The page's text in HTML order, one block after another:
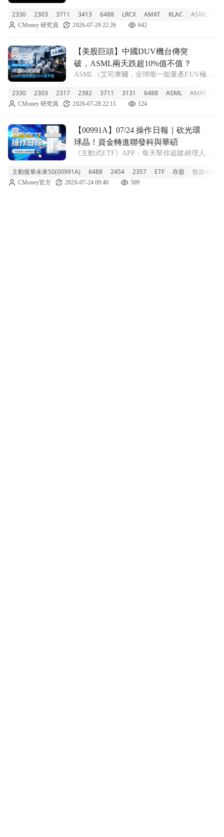
股價衝上265.13美元，單日漲幅超過5%。市場
認為驅動力來自第四財季財報優於預期，EPS
2330 2303 3711 3413 6488 LRCX AMAT KLAC ASML
CMoney 研究員 2026-07-29 22:26 642
前往【美股巨頭】中國DUV機台傳突破，ASML兩天跌超
【美股巨頭】中國DUV機台傳突
破，ASML兩天跌超10%值不值？
ASML（艾司摩爾，全球唯一能量產EUV極紫
過10%。導火線是一篇報導：中國正在自主研
發浸潤式DUV（深紫外光刻機，製造成熟製程
2330 2303 2317 2382 3711 3131 6488 ASML AMAT
CMoney 研究員 2026-07-28 22:11 124
前往【00991A】07/24 操作日報｜砍光環球晶！資金轉進聯
【00991A】07/24 操作日報｜砍光環
球晶！資金轉進聯發科與華碩
《主動式ETF》APP：每天幫你追蹤經理人新
739億，成立以來報酬高達88.6% 00991A 今天
收在 16.42 元，雖然單日下跌 4.53%，但
主動復華未來50(00991A) 6488 2454 2357 ETF 存股 投資小學堂
CMoney官方 2026-07-24 09:40 509